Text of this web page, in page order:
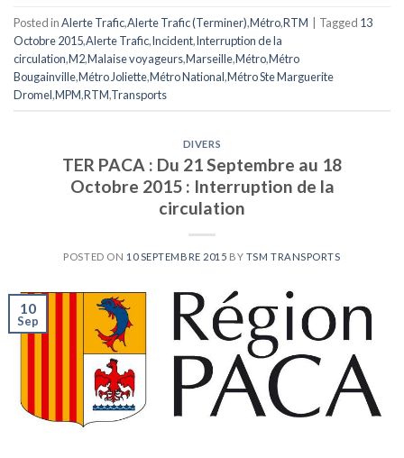
Posted inAlerte Trafic,Alerte Trafic (Terminer),Métro,RTM Tagged 13
Octobre 2015,Alerte Trafic,Incident,Interruption de la
circulation,M2,Malaise voyageurs,Marseille,Métro,Métro
Bougainville,Métro Joliette,Métro National,Métro Ste Marguerite
Dromel,MPM,RTM,Transports
DIVERS
TER PACA : Du 21 Septembre au 18
Octobre 2015 : Interruption de la
circulation
POSTED ON 10 SEPTEMBRE 2015 BY TSM TRANSPORTS
10
Sep